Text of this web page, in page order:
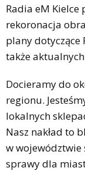
Radia eM Kielce
rekoronacja
plany dotyczące
także
Docieramy do
regionu.
lokalnych
Nasz nakład to
w województwie
sprawy dla